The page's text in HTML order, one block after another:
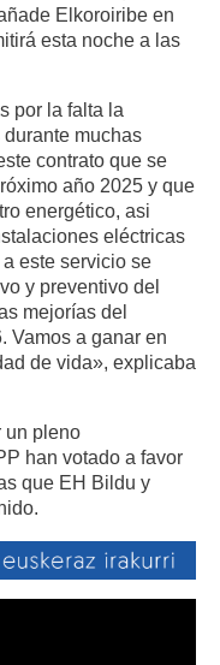
Elkoroiribe en
esta noche a las
por la falta la
muchas
contrato que se
año 2025 y que
energético, asi
eléctricas
este servicio se
y preventivo del
mejorías del
Vamos a ganar en
de vida», explicaba
un pleno
han votado a favor
que EH Bildu y